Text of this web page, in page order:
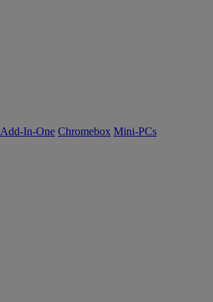
Add-In-One Chromebox Mini-PCs